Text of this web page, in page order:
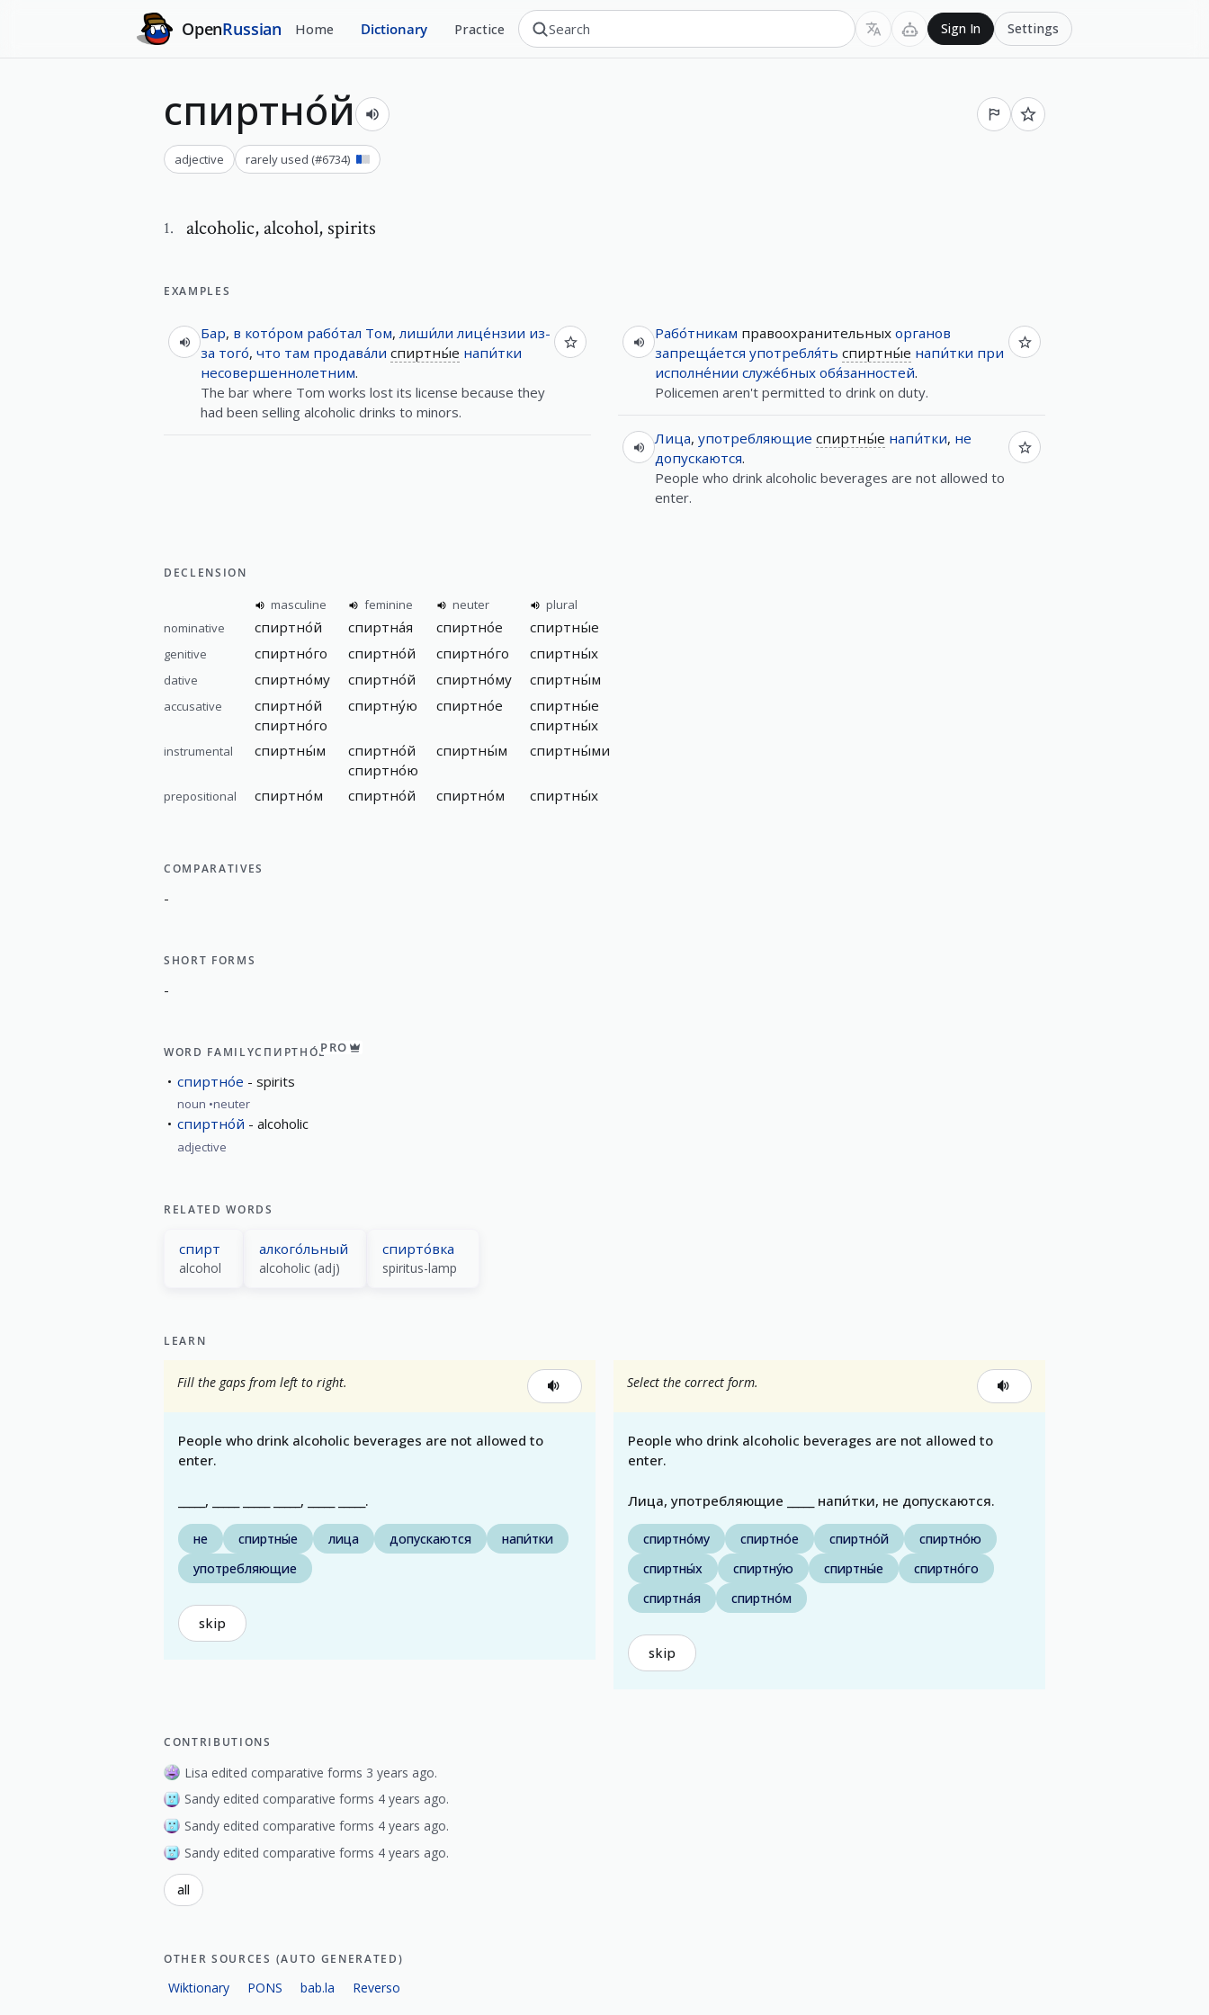
OpenRussian Home Dictionary Practice Sign In Settings
спиртно́й
adjective rarely used (#6734)
1. alcoholic, alcohol, spirits
EXAMPLES
Бар, в кото́ром рабо́тал Том,лиши́ли лице́нзии из-
за того́, что там продава́ли спиртны́е напи́тки
несовершеннолетним.
The bar where Tom works lost its license because they
had been selling alcoholic drinks to minors.
Рабо́тникам правоохранительных органов
запреща́ется употребля́ть спиртны́е напи́тки при
исполне́нии служе́бных обя́занностей.
Policemen aren't permitted to drink on duty.
Лица, употребляющие спиртны́е напи́тки, не
допускаются.
People who drink alcoholic beverages are not allowed to
enter.
DECLENSION
masculine feminine neuter
plural
nominative
спиртно́й спиртна́я спиртно́е спиртны́е
genitive спиртно́го спиртно́й спиртно́го спиртны́х
dative спиртно́му спиртно́й спиртно́му спиртны́м
accusative
спиртно́й
спиртно́го
спиртну́ю спиртно́е
спиртны́е
спиртны́х
instrumental спиртны́м
спиртно́й
спиртно́ю
спиртны́м спиртны́ми
prepositional спиртно́м спиртно́й спиртно́м спиртны́х
COMPARATIVES
-
SHORT FORMS
-
WORD FAMILYСПИРТНО́ЕPRO
спиртно́е spirits
noun neuter
спиртно́й alcoholic
adjective
RELATED WORDS
спирт
alcohol
алкого́льный
alcoholic (adj)
спирто́вка
spiritus-lamp
LEARN
Fill the gaps from left to right.
People who drink alcoholic beverages are not allowed to
enter.
_____, _____ _____ _____, _____ _____.
не спиртны́е лица допускаются
напи́тки
употребляющие
skip
Select the correct form.
People who drink alcoholic beverages are not allowed to
enter.
Лица, употребляющие _____ напи́тки, не допускаются.
спиртно́му спиртно́е спиртно́й
спиртно́ю
спиртны́х
спиртну́ю спиртны́е
спиртно́го
спиртна́я
спиртно́м
skip
CONTRIBUTIONS
Lisa edited comparative forms 3 years ago.
Sandy edited comparative forms 4 years ago.
Sandy edited comparative forms 4 years ago.
Sandy edited comparative forms 4 years ago.
all
OTHER SOURCES (AUTO GENERATED)
Wiktionary PONS bab.la Reverso